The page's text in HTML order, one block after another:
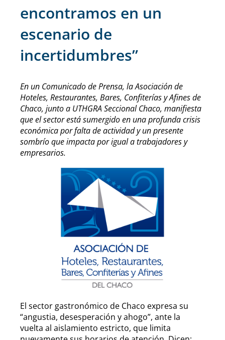
encontramos en un
escenario de
incertidumbres”
En un Comunicado de Prensa, la Asociación de
Hoteles, Restaurantes, Bares, Confiterías y Afines de
Chaco, junto a UTHGRA Seccional Chaco, manifiesta
que el sector está sumergido en una profunda crisis
económica por falta de actividad y un presente
sombrío que impacta por igual a trabajadores y
empresarios.
El sector gastronómico de Chaco expresa su
“angustia, desesperación y ahogo”, ante la
vuelta al aislamiento estricto, que limita